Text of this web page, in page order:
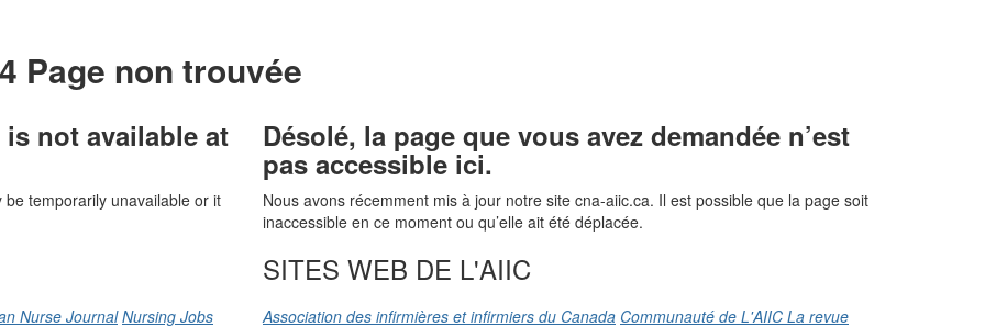
Page non trouvée
not available at
temporarily unavailable or it
Nurse Journal Nursing Jobs
Désolé, la page que vous avez demandée n’est
pas accessible ici.
Nous avons récemment mis à jour notre site cna-aiic.ca. Il est possible que la page soit
inaccessible en ce moment ou qu’elle ait été déplacée.
SITES WEB DE L'AIIC
Association des infirmières et infirmiers du Canada Communauté de L'AIIC La revue